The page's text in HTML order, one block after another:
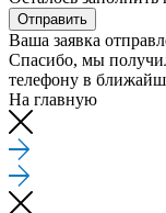
Отправить
Ваша заявка
Спасибо, мы
телефону в
На главную